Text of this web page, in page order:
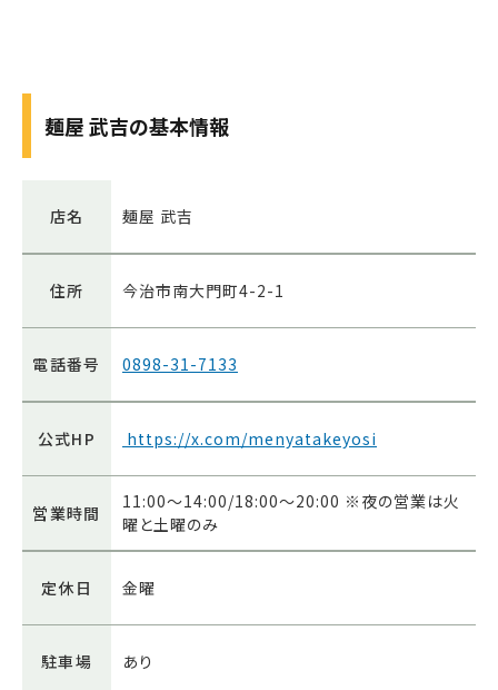
麺屋 武吉の基本情報
店名 麺屋 武吉
住所 今治市南大門町4-2-1
電話番号 0898-31-7133
公式HP https://x.com/menyatakeyosi
営業時間
11:00～14:00/18:00～20:00 ※夜の営業は火
曜と土曜のみ
定休日 金曜
駐車場 あり